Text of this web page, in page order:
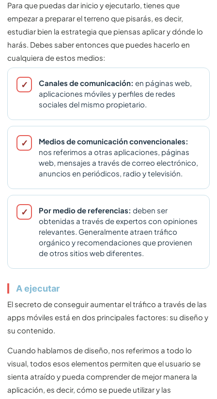
Para que puedas dar inicio y ejecutarlo, tienes que
empezar a preparar el terreno que pisarás, es decir,
estudiar bien la estrategia que piensas aplicar y dónde lo
harás. Debes saber entonces que puedes hacerlo en
cualquiera de estos medios:
Canales de comunicación: en páginas web,
aplicaciones móviles y perfiles de redes
sociales del mismo propietario.
Medios de comunicación convencionales:
nos referimos a otras aplicaciones, páginas
web, mensajes a través de correo electrónico,
anuncios en periódicos, radio y televisión.
Por medio de referencias: deben ser
obtenidas a través de expertos con opiniones
relevantes. Generalmente atraen tráfico
orgánico y recomendaciones que provienen
de otros sitios web diferentes.
A ejecutar
El secreto de conseguir aumentar el tráfico a través de las
apps móviles está en dos principales factores: su diseño y
su contenido.
Cuando hablamos de diseño, nos referimos a todo lo
visual, todos esos elementos permiten que el usuario se
sienta atraído y pueda comprender de mejor manera la
aplicación, es decir, cómo se puede utilizar y las